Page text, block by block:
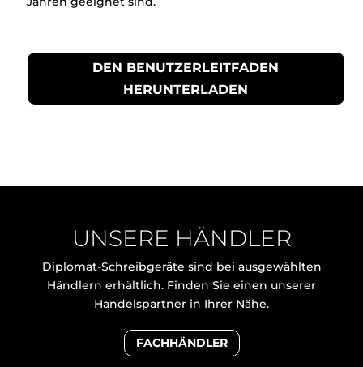
DEN BENUTZERLEITFADEN
HERUNTERLADEN
UNSERE HÄNDLER
Diplomat-Schreibgeräte sind bei ausgewählten
Händlern erhältlich. Finden Sie einen unserer
Handelspartner in Ihrer Nähe.
FACHHÄNDLER